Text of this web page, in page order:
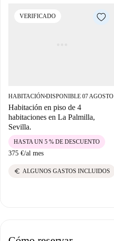
VERIFICADO
HABITACIÓN■DISPONIBLE 07 AGOSTO
Habitación en piso de 4
habitaciones en La Palmilla,
Sevilla.
375 €/al mes
HASTA UN 5 % DE DESCUENTO
euro ALGUNOS GASTOS INCLUIDOS